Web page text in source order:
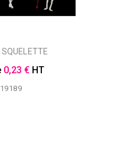
SQUELETTE
0,23 € HT
19189